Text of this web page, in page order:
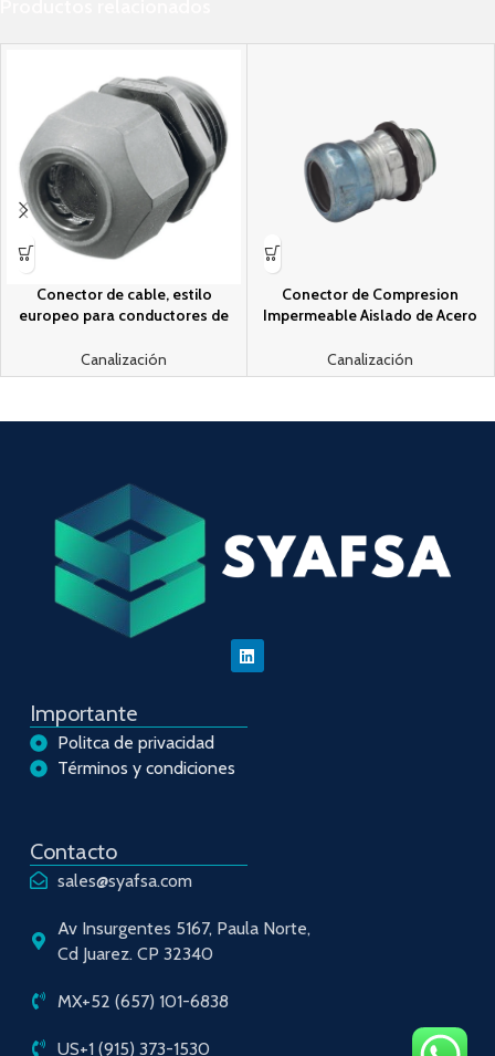
Conector de cable, estilo
europeo para conductores de
gris.
Canalización
Conector de Compresion
Impermeable Aislado de Acero
de 1 1/2″ .
Canalización
Importante
Politca de privacidad
Términos y condiciones
Contacto
sales@syafsa.com
Av Insurgentes 5167, Paula Norte,
Cd Juarez. CP 32340
MX+52 (657) 101-6838
US+1 (915) 373-1530